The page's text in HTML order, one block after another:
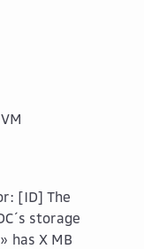
[ID] The
storage
has X MB